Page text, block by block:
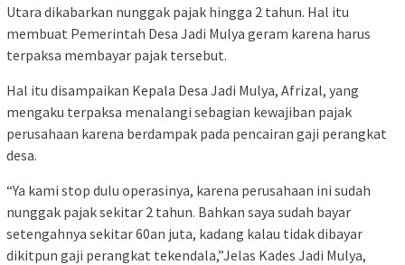
Utara dikabarkan nunggak pajak hingga 2 tahun. Hal itu
membuat Pemerintah Desa Jadi Mulya geram karena harus
terpaksa membayar pajak tersebut.
Hal itu disampaikan Kepala Desa Jadi Mulya, Afrizal, yang
mengaku terpaksa menalangi sebagian kewajiban pajak
perusahaan karena berdampak pada pencairan gaji perangkat
desa.
“Ya kami stop dulu operasinya, karena perusahaan ini sudah
nunggak pajak sekitar 2 tahun. Bahkan saya sudah bayar
setengahnya sekitar 60an juta, kadang kalau tidak dibayar
dikitpun gaji perangkat tekendala,”Jelas Kades Jadi Mulya,